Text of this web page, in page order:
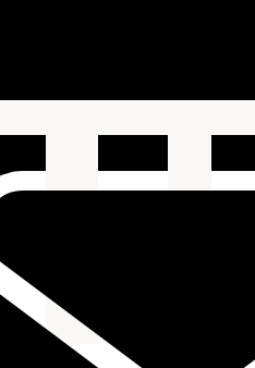
en archiefbestanddelen